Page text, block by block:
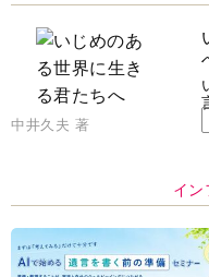
中井久夫 著
イン